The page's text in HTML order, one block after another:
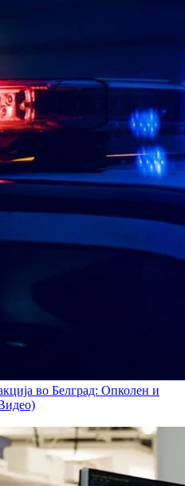
во Белград: Опколен и